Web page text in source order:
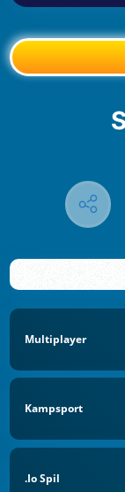
Multiplayer
Kampsport
.io Spil